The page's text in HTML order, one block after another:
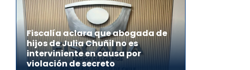
Fiscalía aclara que abogada de
hijos de Julia Chuñil no es
interviniente en causa por
violación de secreto